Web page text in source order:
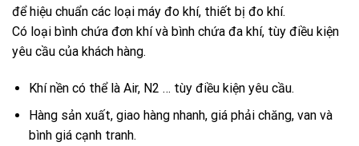
để hiệu chuẩn các loại máy đo khí, thiết bị đo khí.
Có loại bình chứa đơn khí và bình chứa đa khí, tùy điều kiện
yêu cầu của khách hàng.
Khí nền có thể là Air, N2 … tùy điều kiện yêu cầu.
Hàng sản xuất, giao hàng nhanh, giá phải chăng, van và
bình giá cạnh tranh.